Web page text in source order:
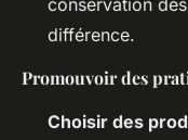
conservation
différence.
Promouvoir des
Choisir des